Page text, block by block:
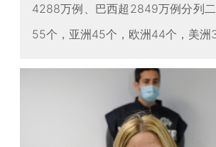
4288万例、巴西超2849万例分列
55个，亚洲45个，欧洲44个，美洲